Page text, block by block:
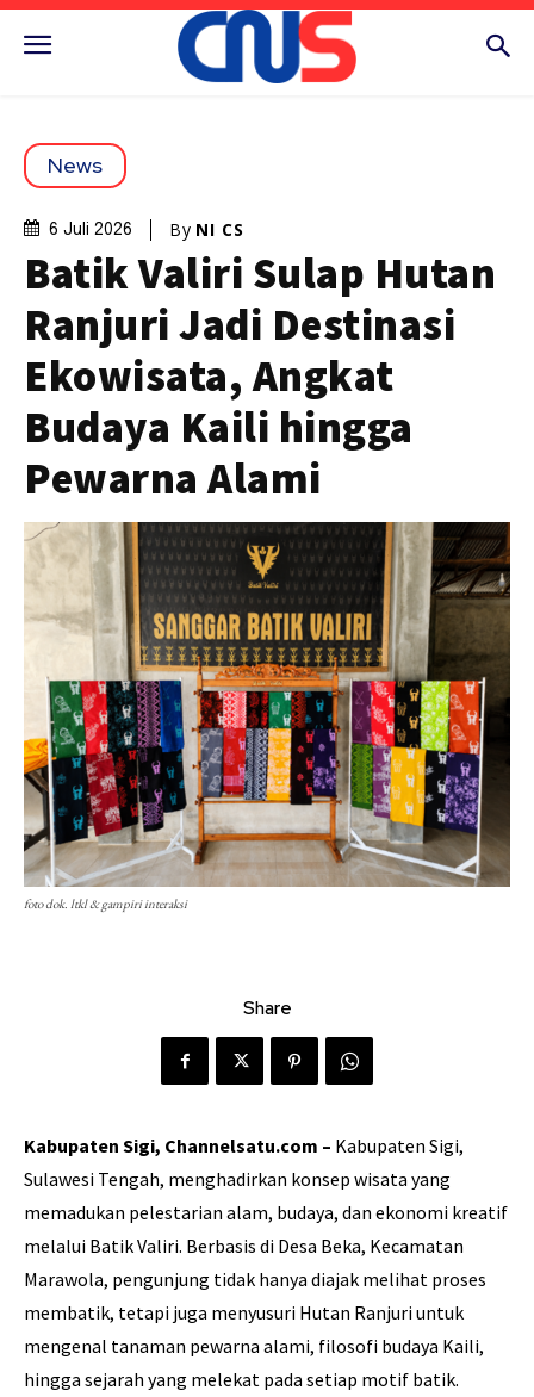
News
6 Juli 2026 By NI CS
Batik Valiri Sulap Hutan
Ranjuri Jadi Destinasi
Ekowisata, Angkat
Budaya Kaili hingga
Pewarna Alami
foto dok. ltkl & gampiri interaksi
Share
Kabupaten Sigi, Channelsatu.com – Kabupaten Sigi,
Sulawesi Tengah, menghadirkan konsep wisata yang
memadukan pelestarian alam, budaya, dan ekonomi kreatif
melalui Batik Valiri. Berbasis di Desa Beka, Kecamatan
Marawola, pengunjung tidak hanya diajak melihat proses
membatik, tetapi juga menyusuri Hutan Ranjuri untuk
mengenal tanaman pewarna alami, filosofi budaya Kaili,
hingga sejarah yang melekat pada setiap motif batik.